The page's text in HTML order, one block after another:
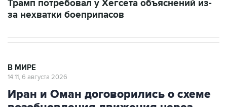
Иран и Оман договорились о схеме
возобновления движения через
Ормузский пролив на 60 дней